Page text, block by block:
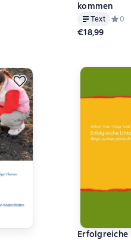
0 на основе 0 оценокkommen
Text 0
€18,99
Erfolgreiche